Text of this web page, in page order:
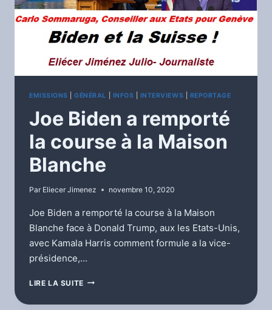
COUPE
FEU.
EMISSIONS |GÉNÉRAL INFOS INTERVIEWS REPORTAGE
Joe Biden a remporté
la course à la Maison
Blanche
Par Eliecer Jimenez novembre 10, 2020
Joe Biden a remporté la course à la Maison
Blanche face à Donald Trump, aux les Etats-Unis,
avec Kamala Harris comment formule a la vice-
présidence,…
LIRE LA SUITE JOE
A